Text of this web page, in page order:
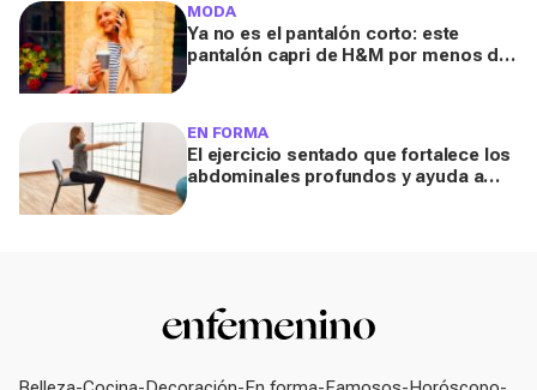
MODA
Ya no es el pantalón corto: este
pantalón capri de H&M por menos de
EN FORMA
El ejercicio sentado que fortalece los
abdominales profundos y ayuda a